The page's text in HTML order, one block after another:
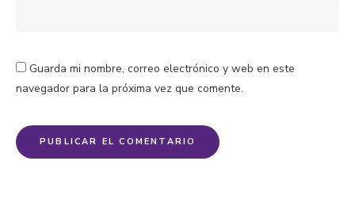
Guarda mi nombre, correo electrónico y web en este
navegador para la próxima vez que comente.